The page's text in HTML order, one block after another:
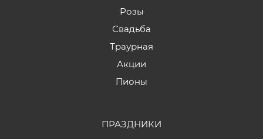
Розы
Свадьба
Траурная
Акции
Пионы
ПРАЗДНИКИ